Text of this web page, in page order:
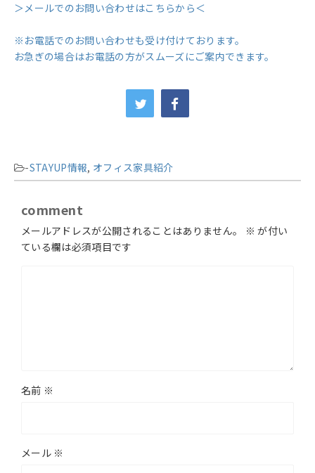
＞メールでのお問い合わせはこちらから＜
※お電話でのお問い合わせも受け付けております。
お急ぎの場合はお電話の方がスムーズにご案内できます。
-STAYUP情報, オフィス家具紹介
comment
メールアドレスが公開されることはありません。 ※ が付い
ている欄は必須項目です
名前 ※
メール ※